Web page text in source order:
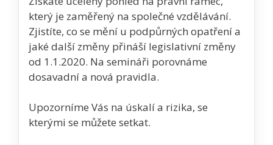
který je zaměřený na společné vzdělávání.
Zjistíte, co se mění u podpůrných opatření a
jaké další změny přináší legislativní změny
od 1.1.2020. Na semináři porovnáme
dosavadní a nová pravidla.
Upozorníme Vás na úskalí a rizika, se
kterými se můžete setkat.